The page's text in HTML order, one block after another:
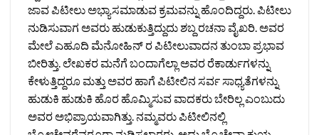
ಜಾವ ಪಿಟೀಲು ಅಭ್ಯಾಸಮಾಡುವ ಕ್ರಮವನ್ನು ಹೊಂದಿದ್ದರು. ಪಿಟೀಲು
ನುಡಿಸುವಾಗ ಅವರು ಹುಡುಕುತ್ತಿದ್ದುದು ಶಬ್ದ ರಚನಾ ವೈಖರಿ. ಅವರ
ಮೇಲೆ ಎಹೂದಿ ಮೆನೋಹಿನ್‌ ರ ಪಿಟೀಲುವಾದನ ತುಂಬಾ ಪ್ರಭಾವ
ಬೀರಿತ್ತು. ಲೇಖಕರ ಮನೆಗೆ ಬಂದಾಗೆಲ್ಲಾ ಅವರ ರೆಕಾರ್ಡುಗಳನ್ನು
ಕೇಳುತ್ತಿದ್ದರೂ ಮತ್ತು ಅವರ ಹಾಗೆ ಪಿಟೀಲಿನ ಸರ್ವ ಸಾಧ್ಯತೆಗಳನ್ನು
ಹುಡುಕಿ ಹುಡುಕಿ ಹೊರ ಹೊಮ್ಮಿಸುವ ವಾದಕರು ಬೇರಿಲ್ಲ ಎಂಬುದು
ಅವರ ಅಭಿಪ್ರಾಯವಾಗಿತ್ತು. ನಮ್ಮವರು ಪಿಟೀಲಿನಲ್ಲಿ